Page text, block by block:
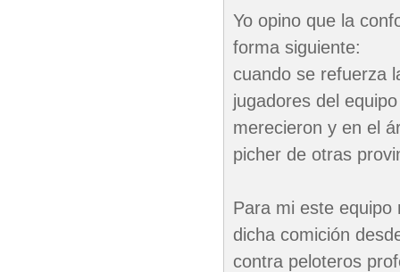
Yo opino que la
forma siguiente:
cuando se refuerza
jugadores del
merecieron y en el
picher de otras
Para mi este equipo
dicha comición
contra peloteros